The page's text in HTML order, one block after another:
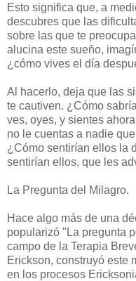
Esto significa que, a
descubres que las
sobre las que te
alucina este sueño,
¿cómo vives el día
Al hacerlo, deja que las
te cautiven. ¿Cómo
ves, oyes, y sientes
no le cuentas a nadie
¿Cómo sentirían ellos la
sentirían ellos, que les
La Pregunta del Milagro.
Hace algo más de una
popularizó "La pregunta
campo de la Terapia
Erickson, construyó este
en los procesos